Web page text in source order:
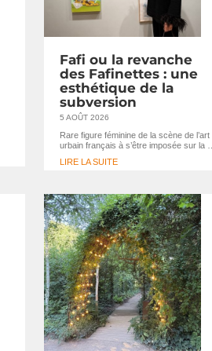
Fafi ou la revanche
des Fafinettes : une
esthétique de la
subversion
5 AOÛT 2026
Rare figure féminine de la scène de l’art
urbain français à s’être imposée sur la …
LIRE LA SUITE